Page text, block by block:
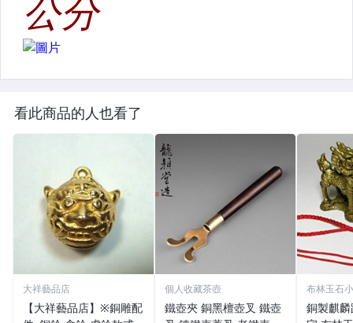
看此商品的人也看了
大祥藝品店
【大祥藝品店】※銅雕配
個人收藏茶壺
鐵壺夾 銅黑檀壺叉 鐵壺
布林玉石
銅製麒